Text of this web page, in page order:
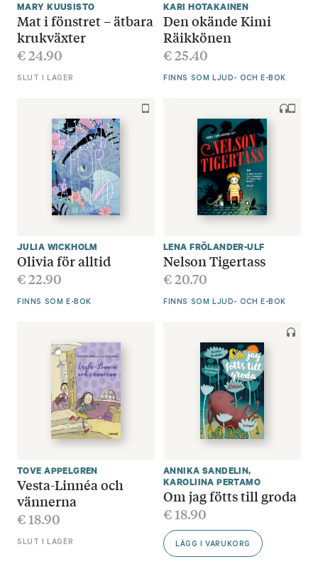
MARY KUUSISTO
Mat i fönstret – ätbara
krukväxter
€24.90
SLUT I LAGER
KARI HOTAKAINEN
Den okände Kimi
Räikkönen
€25.40
FINNS SOM LJUD- OCH E-BOK
JULIA WICKHOLM
Olivia för alltid
€22.90
FINNS SOM E-BOK
LENA FRÖLANDER-ULF
Nelson Tigertass
€20.70
FINNS SOM LJUD- OCH E-BOK
TOVE APPELGREN
Vesta-Linnéa och
vännerna
€18.90
SLUT I LAGER
ANNIKA SANDELIN,
KAROLIINA PERTAMO
Om jag fötts till groda
€18.90
LÄGG I VARUKORG